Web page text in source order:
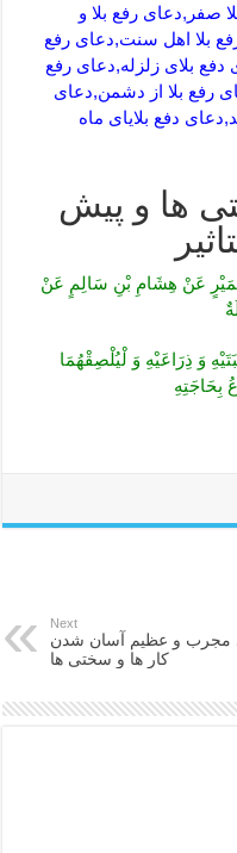
صفر,دعای رفع بلا و
بلا اهل سنت,دعای رفع
دفع بلای زلزله,دعای رفع
رفع بلا از دشمن,دعای
دفع بلایای ماه
ها و پیش
عَنْ هِشَامِ بْنِ سَالِمٍ عَنْ
وَ ذِرَاعَيْهِ وَ لْيُلْصِقْهُمَا
بِحَاجَتِهِ
Next
مجرب و عظیم آسان شدن
کار ها و سختی ها